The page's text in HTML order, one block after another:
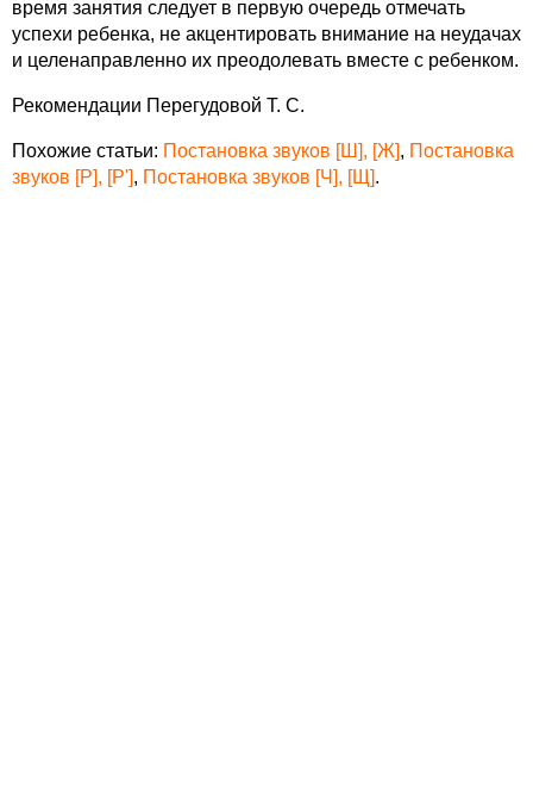
время занятия следует в первую очередь отмечать
успехи ребенка, не акцентировать внимание на неудачах
и целенаправленно их преодолевать вместе с ребенком.
Рекомендации Перегудовой Т. С.
Похожие статьи: Постановка звуков [Ш], [Ж], Постановка
звуков [Р], [Р'], Постановка звуков [Ч], [Щ].